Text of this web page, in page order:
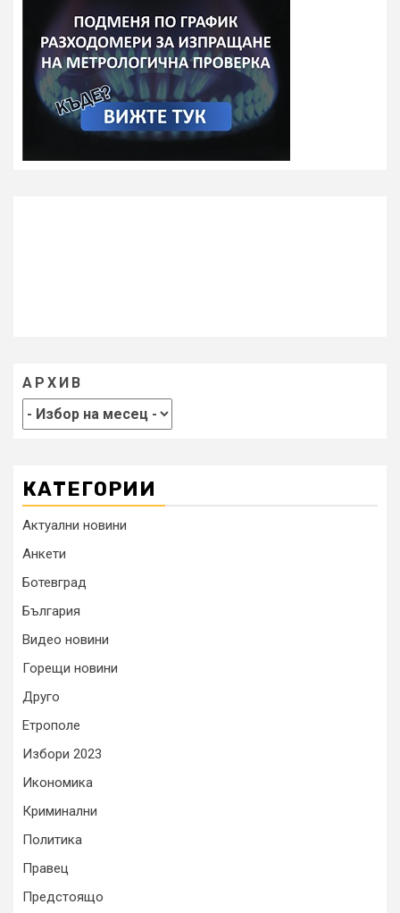
АРХИВ
КАТЕГОРИИ
Актуални новини
Анкети
Ботевград
България
Видео новини
Горещи новини
Друго
Етрополе
Избори 2023
Икономика
Криминални
Политика
Правец
Предстоящо